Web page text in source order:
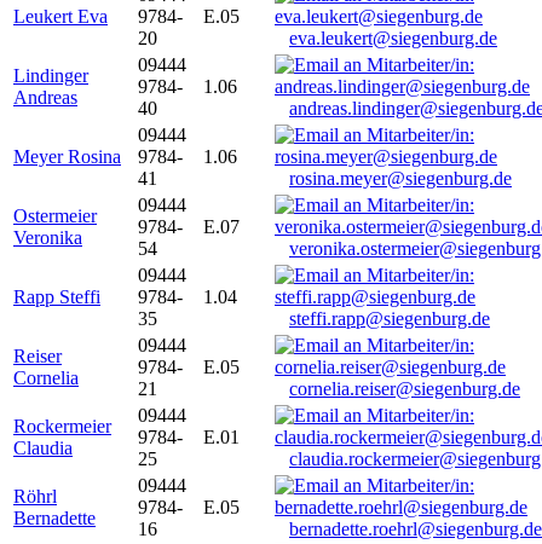
Leukert Eva
9784-
20
E.05
eva.leukert@siegenburg.de
Lindinger
Andreas
09444
9784-
40
1.06
Meyer Rosina
09444
9784-
41
1.06
rosina.meyer@siegenburg.de
Ostermeier
Veronika
09444
9784-
54
E.07
Rapp Steffi
09444
9784-
35
1.04
steffi.rapp@siegenburg.de
Reiser
Cornelia
09444
9784-
21
E.05
cornelia.reiser@siegenburg.de
Rockermeier
Claudia
09444
9784-
25
E.01
Röhrl
Bernadette
09444
9784-
16
E.05
bernadette.roehrl@siegenburg.de